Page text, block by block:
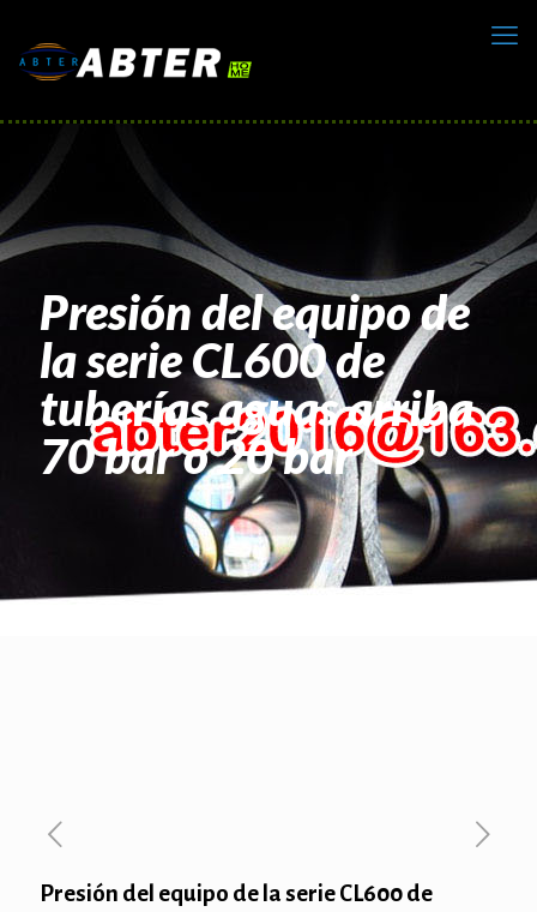
Presión del equipo de
la serie CL600 de
tuberías aguas arriba
70 bar o 20 bar
Presión del equipo de la serie CL600 de